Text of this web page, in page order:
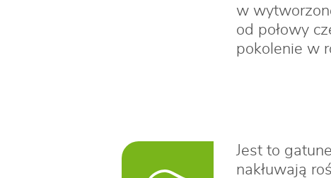
w
od połowy
pokolenie w
Jest to
nakłuwają